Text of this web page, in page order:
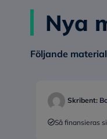
Nya
Följande
Skribent:
Så finansieras